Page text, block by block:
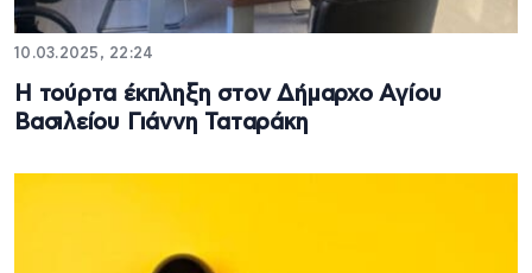
10.03.2025, 22:24
Η τούρτα έκπληξη στον Δήμαρχο Αγίου
Βασιλείου Γιάννη Ταταράκη